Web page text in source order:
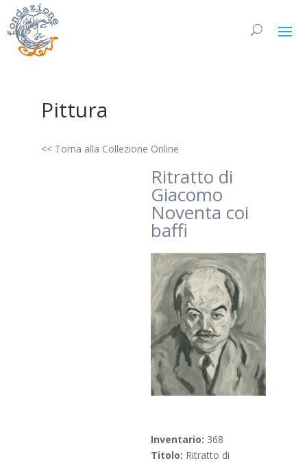
Pittura
<< Torna alla Collezione Online
Ritratto di
Giacomo
Noventa coi
baffi
Inventario: 368
Titolo: Ritratto di